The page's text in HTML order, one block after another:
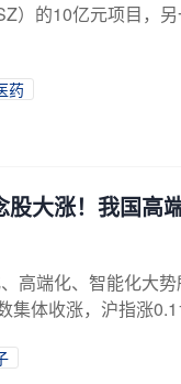
）的10亿元项目，
药
大涨！我国高
高端化、智能化大
集体收涨，沪指涨